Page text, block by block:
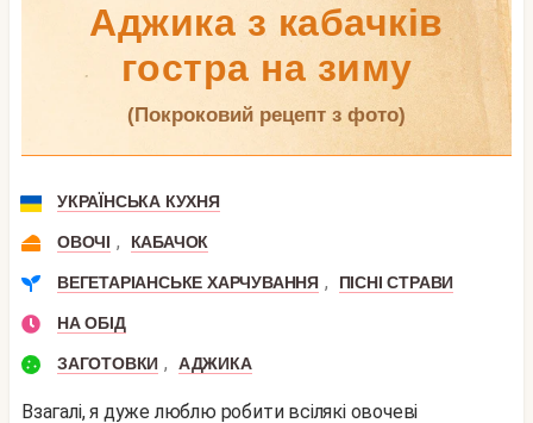
Аджика з кабачків
гостра на зиму
(покроковий рецепт з фото)
УКРАЇНСЬКА КУХНЯ
ОВОЧІ , КАБАЧОК
ВЕГЕТАРІАНСЬКЕ ХАРЧУВАННЯ , ПІСНІ СТРАВИ
НА ОБІД
ЗАГОТОВКИ , АДЖИКА
Взагалі, я дуже люблю робити всілякі овочеві